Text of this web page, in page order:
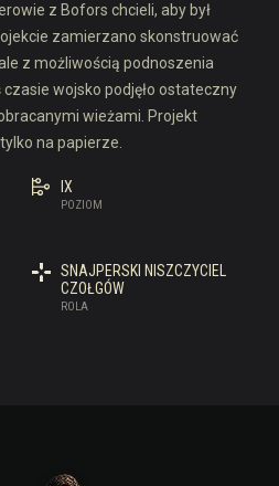
z Bofors chcieli, aby był
zamierzano skonstruować
z możliwością podnoszenia
wojsko podjęło ostateczny
wieżami. Projekt
na papierze.
POZIOM
IX
ROLA
SNAJPERSKI NISZCZYCIEL
CZOŁGÓW